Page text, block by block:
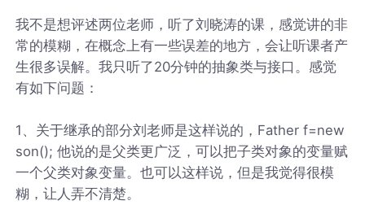
我不是想评述两位老师，听了刘晓涛的课，感觉讲的非
常的模糊，在概念上有一些误差的地方，会让听课者产
生很多误解。我只听了20分钟的抽象类与接口。感觉
有如下问题：
1、关于继承的部分刘老师是这样说的，Father f=new
son(); 他说的是父类更广泛，可以把子类对象的变量赋
一个父类对象变量。也可以这样说，但是我觉得很模
糊，让人弄不清楚。